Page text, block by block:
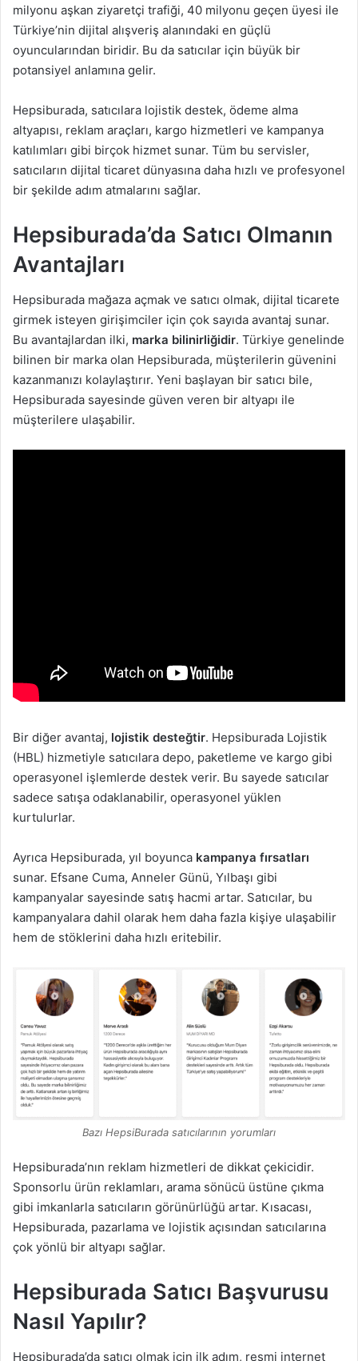
milyonu aşkan ziyaretçi trafiği, 40 milyonu geçen üyesi ile
Türkiye’nin dijital alışveriş alanındaki en güçlü
oyuncularından biridir. Bu da satıcılar için büyük bir
potansiyel anlamına gelir.
Hepsiburada, satıcılara lojistik destek, ödeme alma
altyapısı, reklam araçları, kargo hizmetleri ve kampanya
katılımları gibi birçok hizmet sunar. Tüm bu servisler,
satıcıların dijital ticaret dünyasına daha hızlı ve profesyonel
bir şekilde adım atmalarını sağlar.
Hepsiburada’da Satıcı Olmanın
Avantajları
Hepsiburada mağaza açmak ve satıcı olmak, dijital ticarete
girmek isteyen girişimciler için çok sayıda avantaj sunar.
Bu avantajlardan ilki, marka bilinirliğidir. Türkiye genelinde
bilinen bir marka olan Hepsiburada, müşterilerin güvenini
kazanmanızı kolaylaştırır. Yeni başlayan bir satıcı bile,
Hepsiburada sayesinde güven veren bir altyapı ile
müşterilere ulaşabilir.
Bir diğer avantaj, lojistik desteğtir. Hepsiburada Lojistik
(HBL) hizmetiyle satıcılara depo, paketleme ve kargo gibi
operasyonel işlemlerde destek verir. Bu sayede satıcılar
sadece satışa odaklanabilir, operasyonel yüklen
kurtulurlar.
Ayrıca Hepsiburada, yıl boyunca kampanya fırsatları
sunar. Efsane Cuma, Anneler Günü, Yılbaşı gibi
kampanyalar sayesinde satış hacmi artar. Satıcılar, bu
kampanyalara dahil olarak hem daha fazla kişiye ulaşabilir
hem de stöklerini daha hızlı eritebilir.
Bazı HepsiBurada satıcılarının yorumları
Hepsiburada’nın reklam hizmetleri de dikkat çekicidir.
Sponsorlu ürün reklamları, arama sönücü üstüne çıkma
gibi imkanlarla satıcıların görünürlüğü artar. Kısacası,
Hepsiburada, pazarlama ve lojistik açısından satıcılarına
çok yönlü bir altyapı sağlar.
Hepsiburada Satıcı Başvurusu
Nasıl Yapılır?
Hepsiburada’da satıcı olmak için ilk adım, resmi internet